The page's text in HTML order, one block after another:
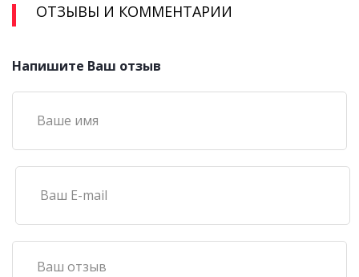
ОТЗЫВЫ И КОММЕНТАРИИ
Напишите Ваш отзыв